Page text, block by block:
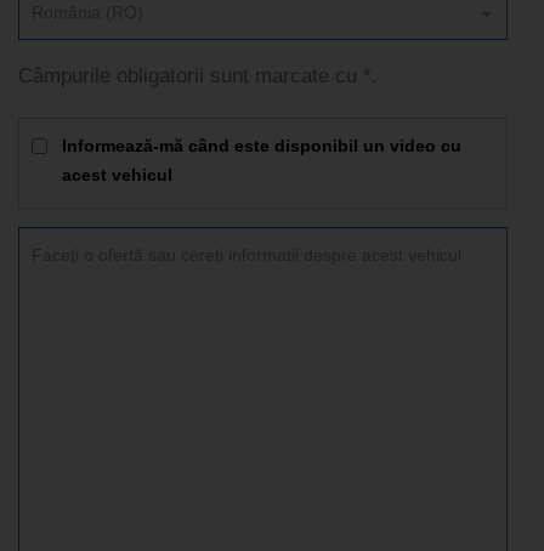
Câmpurile obligatorii sunt marcate cu *.
Informează-mă când este disponibil un video cu
acest vehicul